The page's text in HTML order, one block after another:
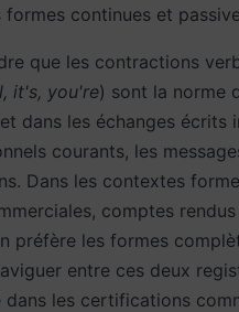
formes continues et
que les contractions
it's, you're) sont la norme
dans les échanges écrits
courants, les
Dans les contextes
comptes
préfère les formes
entre ces deux
dans les certifications